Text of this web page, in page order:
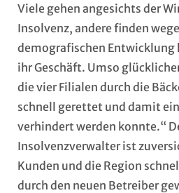
Viele gehen angesichts der
Insolvenz, andere finden
demografischen Entwicklung
ihr Geschäft. Umso
die vier Filialen durch die
schnell gerettet und damit
verhindert werden konnte.“
Insolvenzverwalter ist
Kunden und die Region
durch den neuen Betreiber